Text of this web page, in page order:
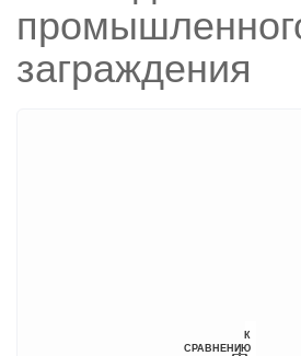
заграждения
К
СРАВНЕНИЮ